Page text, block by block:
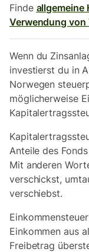
Finde allgemeine
Verwendung von
Wenn du
investierst du in
Norwegen
möglicherweise
Anteile des
Mit anderen
verschickst,
verschiebst.
Einkommen aus
Freibetrag